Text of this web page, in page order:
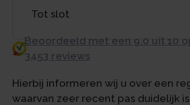
Tot slot
Beoordeeld met een 9.0 uit 10
3453 reviews
Hierbij informeren wij u over een
waarvan zeer recent pas duidelijk